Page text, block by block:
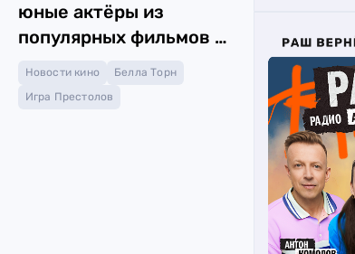
юные актёры из
популярных фильмов и
сериалов?
Новости кино
Белла Торн
Игра Престолов